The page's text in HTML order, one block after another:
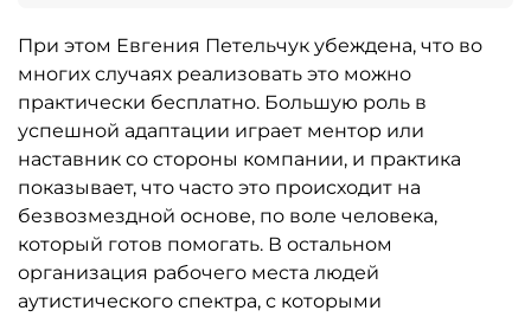
При этом Евгения Петельчук убеждена, что во
многих случаях реализовать это можно
практически бесплатно. Большую роль в
успешной адаптации играет ментор или
наставник со стороны компании, и практика
показывает, что часто это происходит на
безвозмездной основе, по воле человека,
который готов помогать. В остальном
организация рабочего места людей
аутистического спектра, с которыми